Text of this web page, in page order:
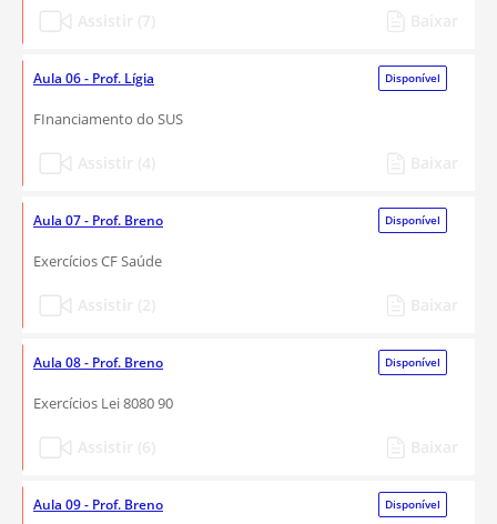
Aula 06 - Prof. Lígia Disponível
FInanciamento do SUS
Aula 07 - Prof. Breno Disponível
Exercícios CF Saúde
Aula 08 - Prof. Breno Disponível
Exercícios Lei 8080 90
Aula 09 - Prof. Breno Disponível